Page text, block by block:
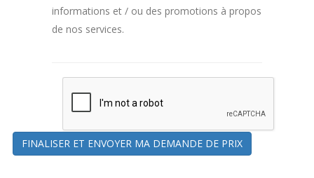
informations et / ou des promotions à propos
de nos services.
FINALISER ET ENVOYER MA DEMANDE DE PRIX